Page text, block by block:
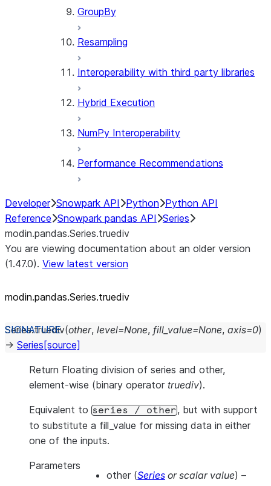
GroupBy
Resampling
Interoperability with third party libraries
Hybrid Execution
NumPy Interoperability
Performance Recommendations
Developer Snowpark API Python Python API
Reference Snowpark pandas API Series
modin.pandas.Series.truediv
You are viewing documentation about an older version
(1.47.0). View latest version
modin.pandas.Series.truediv
Series.truediv(other, level=None, fill_value=None, axis=0)
→ Series [source]
Return Floating division of series and other,
element-wise (binary operator truediv).
Equivalent to series / other, but with support
to substitute a fill_value for missing data in either
one of the inputs.
Parameters
other (Series orscalar value) –